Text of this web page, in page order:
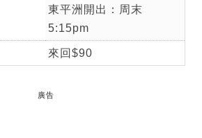
東平洲開出：周末
5:15pm
來回$90
廣告